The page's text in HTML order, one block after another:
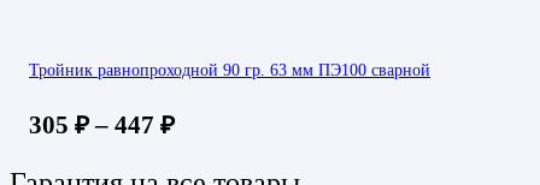
Тройник равнопроходной 90 гр. 63 мм ПЭ100 сварной
305 ₽– 447 ₽